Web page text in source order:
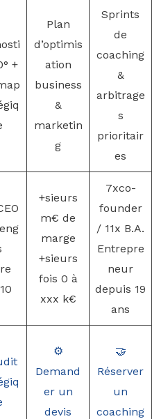
+
Plan
d’optimis
ation
business
&
marketin
g
Sprints
de
coaching
&
arbitrage
s
prioritair
es
+sieurs
m€ de
marge
+sieurs
fois 0 à
xxx k€
7xco-
founder
/ 11x B.A.
Entrepre
neur
depuis 19
ans
⚙️
Demand
er un
devis
🤝
Réserver
un
coaching